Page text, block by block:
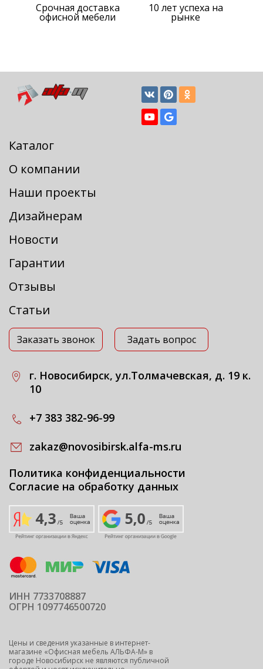
Срочная доставка
офисной мебели
10 лет успеха на
рынке
Каталог
О компании
Наши проекты
Дизайнерам
Новости
Гарантии
Отзывы
Статьи
Заказать звонок Задать вопрос
г. Новосибирск, ул.Толмачевская, д. 19 к.
10
+7 383 382-96-99
zakaz@novosibirsk.alfa-ms.ru
Политика конфиденциальности
Согласие на обработку данных
ИНН 7733708887
ОГРН 1097746500720
Цены и сведения указанные в интернет-
магазине «Офисная мебель АЛЬФА-М» в
городе Новосибирск не являются публичной